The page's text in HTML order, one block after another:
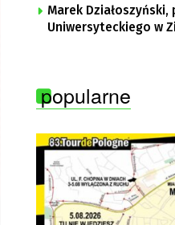
Marek
Uniwersyteckiego w
popularne